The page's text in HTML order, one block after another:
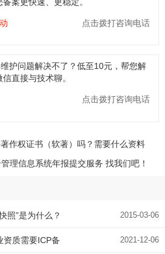
点击拨打咨询电话
护问题解决不了？低至10元，帮您解
直接与技术聊。
点击拨打咨询电话
作权证书（软著）吗？需要什么资料
理信息系统年报提交服务 找我们吧！
2015-03-06
照”是为什么？
2021-12-06
资质需要ICP备